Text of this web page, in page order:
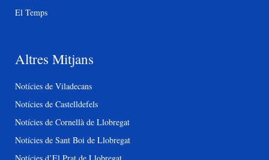
El Temps
Altres Mitjans
Notícies de Viladecans
Notícies de Castelldefels
Notícies de Cornellà de Llobregat
Notícies de Sant Boi de Llobregat
Notícies d’El Prat de Llobregat